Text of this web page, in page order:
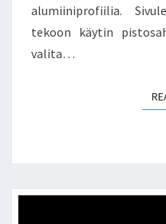
alumiiniprofiilia.
tekoon käytin
valita…